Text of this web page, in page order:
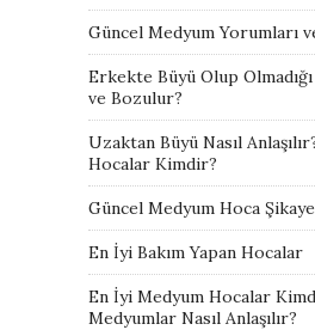
Güncel Medyum Yorumları
Erkekte Büyü Olup Olmadığı
ve Bozulur?
Uzaktan Büyü Nasıl
Hocalar Kimdir?
Güncel Medyum Hoca
En İyi Bakım Yapan Hocalar
En İyi Medyum Hocalar
Medyumlar Nasıl Anlaşılır?